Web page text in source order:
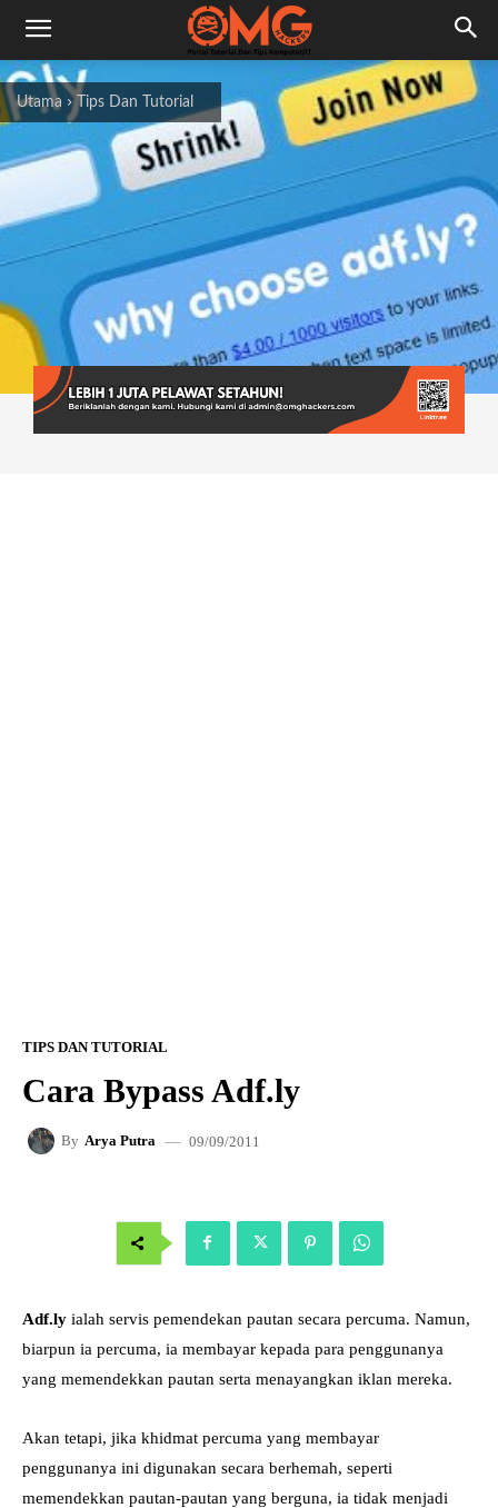
Utama Tips Dan Tutorial
TIPS DAN TUTORIAL
Cara Bypass Adf.ly
By Arya Putra 09/09/2011
Adf.ly ialah servis pemendekan pautan secara percuma. Namun,
biarpun ia percuma, ia membayar kepada para penggunanya
yang memendekkan pautan serta menayangkan iklan mereka.
Akan tetapi, jika khidmat percuma yang membayar
penggunanya ini digunakan secara berhemah, seperti
memendekkan pautan-pautan yang berguna, ia tidak menjadi